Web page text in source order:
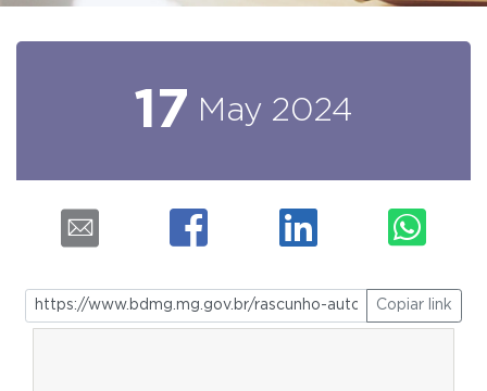
17 May 2024
Copiar link